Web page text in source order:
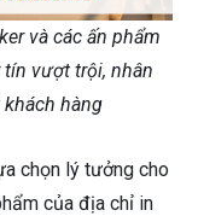
và các ấn phẩm
vượt trội, nhân
hàng
chọn lý tưởng cho
của địa chỉ in